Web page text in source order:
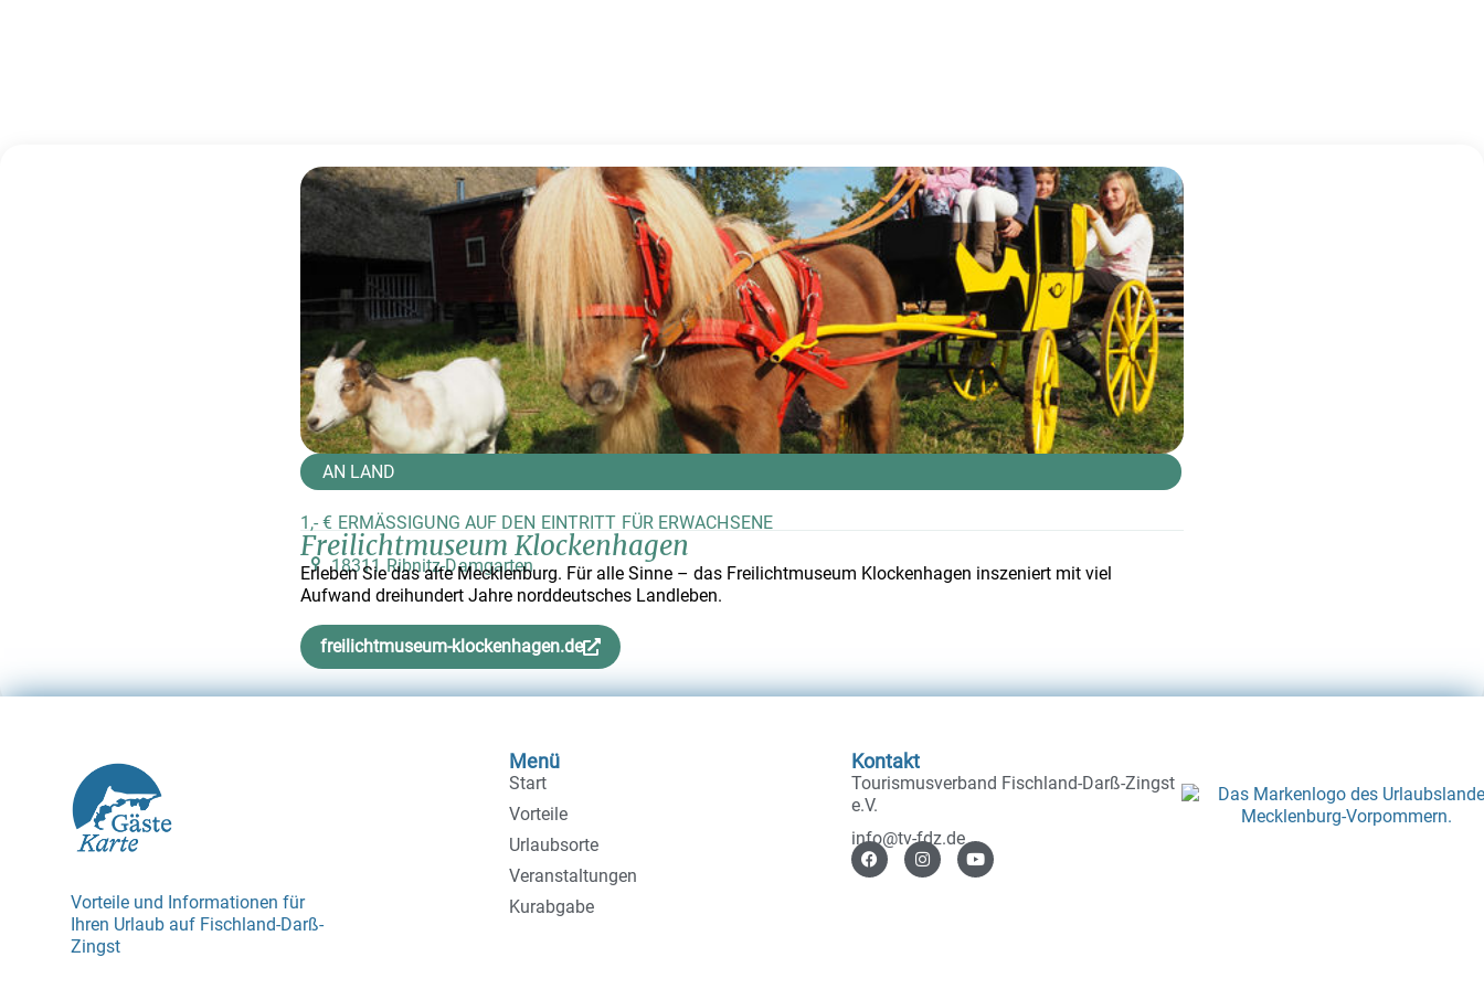
1,- € ERMÄSSIGUNG AUF DEN EINTRITT FÜR ERWACHSENE
AN LAND
Freilichtmuseum Klockenhagen
18311 Ribnitz-Damgarten
Erleben Sie das alte Mecklenburg. Für alle Sinne – das Freilichtmuseum Klockenhagen inszeniert mit viel
Aufwand dreihundert Jahre norddeutsches Landleben.
freilichtmuseum-klockenhagen.de
Vorteile und Informationen für
Ihren Urlaub auf Fischland-Darß-
Zingst
Menü
Start
Vorteile
Urlaubsorte
Veranstaltungen
Kurabgabe
Kontakt
Tourismusverband Fischland-Darß-Zingst
e.V.
info@tv-fdz.de